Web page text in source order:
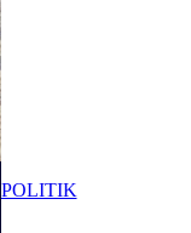
POLITIK